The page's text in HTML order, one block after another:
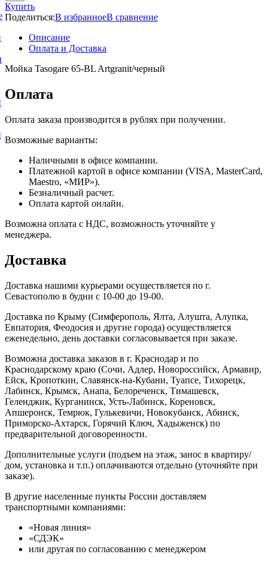
Купить
Поделиться:В избранноеВ сравнение
Описание
Оплата и Доставка
Мойка Tasogare 65-BL Artgranit/черный
Оплата
Оплата заказа производится в рублях при получении.
Возможные варианты:
Наличными в офисе компании.
Платежной картой в офисе компании (VISA, MasterCard,
Maestro, «МИР»).
Безналичный расчет.
Оплата картой онлайн.
Возможна оплата с НДС, возможность уточняйте у
менеджера.
Доставка
Доставка нашими курьерами осуществляется по г.
Севастополю в будни с 10-00 до 19-00.
Доставка по Крыму (Симферополь, Ялта, Алушта, Алупка,
Евпатория, Феодосия и другие города) осуществляется
еженедельно, день доставки согласовывается при заказе.
Возможна доставка заказов в г. Краснодар и по
Краснодарскому краю (Сочи, Адлер, Новороссийск, Армавир,
Ейск, Кропоткин, Славянск-на-Кубани, Туапсе, Тихорецк,
Лабинск, Крымск, Анапа, Белореченск, Тимашевск,
Геленджик, Курганинск, Усть-Лабинск, Кореновск,
Апшеронск, Темрюк, Гулькевичи, Новокубанск, Абинск,
Приморско-Ахтарск, Горячий Ключ, Хадыженск) по
предварительной договоренности.
Дополнительные услуги (подъем на этаж, занос в квартиру/
дом, установка и т.п.) оплачиваются отдельно (уточняйте при
заказе).
В другие населенные пункты России доставляем
транспортными компаниями:
«Новая линия»
«СДЭК»
или другая по согласованию с менеджером